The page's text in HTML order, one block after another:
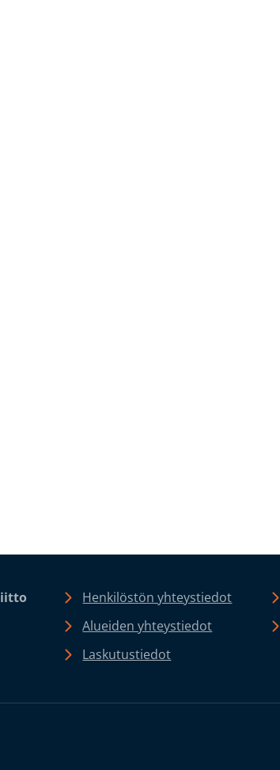
Henkilöstön yhteystiedot
Alueiden yhteystiedot
Laskutustiedot